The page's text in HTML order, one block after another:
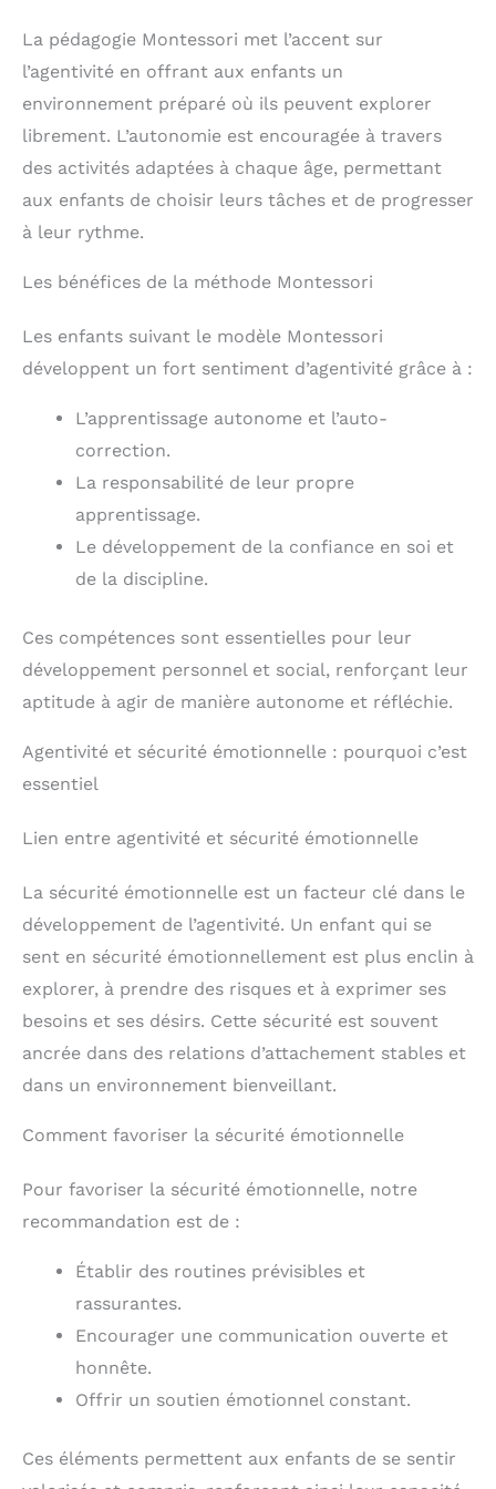
La pédagogie Montessori met l’accent sur
l’agentivité en offrant aux enfants un
environnement préparé où ils peuvent explorer
librement. L’autonomie est encouragée à travers
des activités adaptées à chaque âge, permettant
aux enfants de choisir leurs tâches et de progresser
à leur rythme.
Les bénéfices de la méthode Montessori
Les enfants suivant le modèle Montessori
développent un fort sentiment d’agentivité grâce à :
L’apprentissage autonome et l’auto-
correction.
La responsabilité de leur propre
apprentissage.
Le développement de la confiance en soi et
de la discipline.
Ces compétences sont essentielles pour leur
développement personnel et social, renforçant leur
aptitude à agir de manière autonome et réfléchie.
Agentivité et sécurité émotionnelle : pourquoi c’est
essentiel
Lien entre agentivité et sécurité émotionnelle
La sécurité émotionnelle est un facteur clé dans le
développement de l’agentivité. Un enfant qui se
sent en sécurité émotionnellement est plus enclin à
explorer, à prendre des risques et à exprimer ses
besoins et ses désirs. Cette sécurité est souvent
ancrée dans des relations d’attachement stables et
dans un environnement bienveillant.
Comment favoriser la sécurité émotionnelle
Pour favoriser la sécurité émotionnelle, notre
recommandation est de :
Établir des routines prévisibles et
rassurantes.
Encourager une communication ouverte et
honnête.
Offrir un soutien émotionnel constant.
Ces éléments permettent aux enfants de se sentir